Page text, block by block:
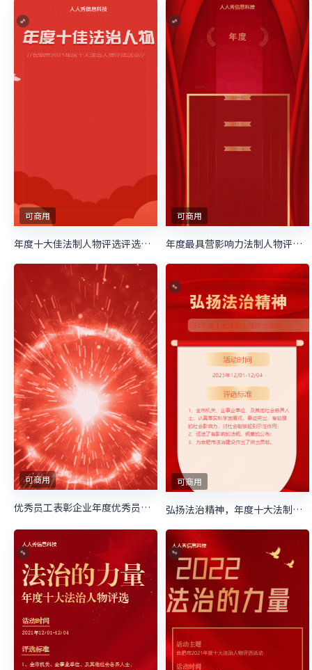
可商用
年度十大佳法制人物评选评选活动
可商用
年度最具营影响力法制人物评选评选活动
可商用
优秀员工表彰企业年度优秀员工评选宣传
可商用
弘扬法治精神，年度十大法制人物评选